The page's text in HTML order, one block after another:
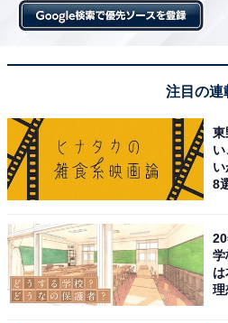
注目の連
東
8
学
理